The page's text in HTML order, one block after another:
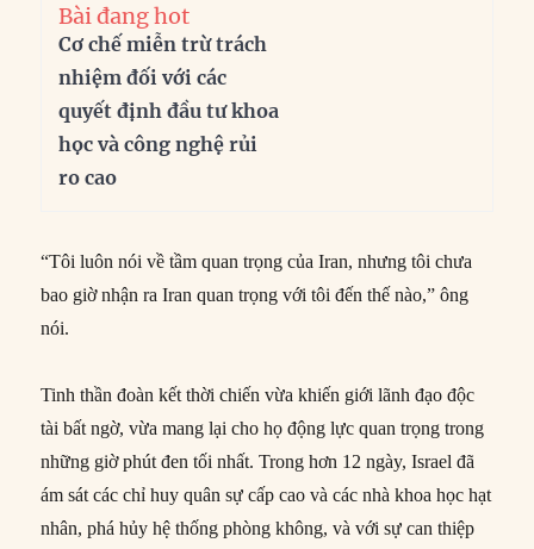
Bài đang hot
Cơ chế miễn trừ trách
nhiệm đối với các
quyết định đầu tư khoa
học và công nghệ rủi
ro cao
“Tôi luôn nói về tầm quan trọng của Iran, nhưng tôi chưa
bao giờ nhận ra Iran quan trọng với tôi đến thế nào,” ông
nói.
Tinh thần đoàn kết thời chiến vừa khiến giới lãnh đạo độc
tài bất ngờ, vừa mang lại cho họ động lực quan trọng trong
những giờ phút đen tối nhất. Trong hơn 12 ngày, Israel đã
ám sát các chỉ huy quân sự cấp cao và các nhà khoa học hạt
nhân, phá hủy hệ thống phòng không, và với sự can thiệp